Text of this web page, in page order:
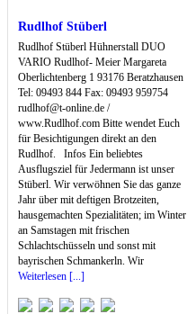
Rudlhof Stüberl
Rudlhof Stüberl Hühnerstall DUO
VARIO Rudlhof- Meier Margareta
Oberlichtenberg 1 93176 Beratzhausen
Tel: 09493 844 Fax: 09493 959754
rudlhof@t-online.de /
www.Rudlhof.com Bitte wendet Euch
für Besichtigungen direkt an den
Rudlhof. Infos Ein beliebtes
Ausflugsziel für Jedermann ist unser
Stüberl. Wir verwöhnen Sie das ganze
Jahr über mit deftigen Brotzeiten,
hausgemachten Spezialitäten; im Winter
an Samstagen mit frischen
Schlachtschüsseln und sonst mit
bayrischen Schmankerln. Wir
Weiterlesen [...]